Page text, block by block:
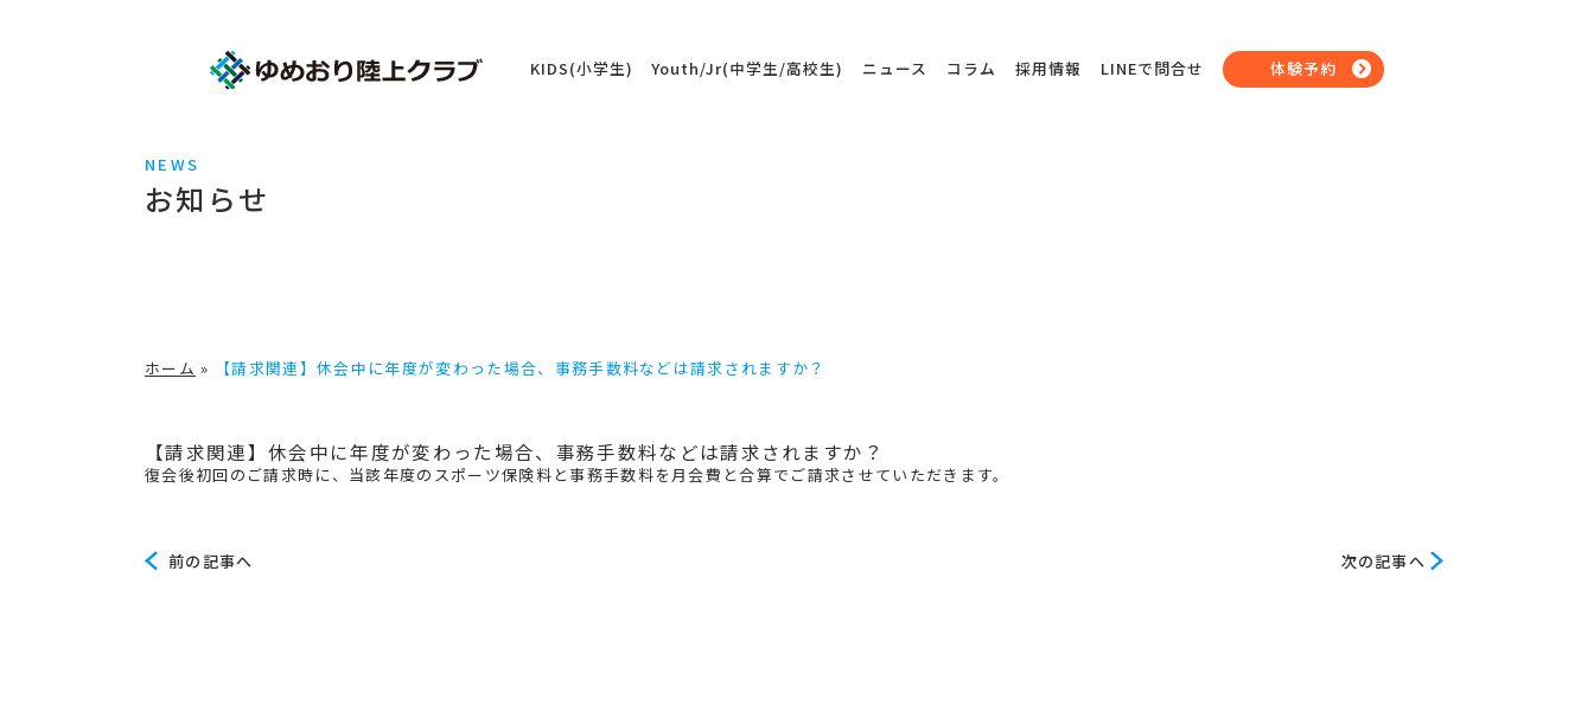
KIDS(小学生) Youth/Jr(中学生/高校生) ニュース コラム 採用情報 LINEで問合せ 体験予約
NEWS
お知らせ
ホーム » 【請求関連】休会中に年度が変わった場合、事務手数料などは請求されますか？
【請求関連】休会中に年度が変わった場合、事務手数料などは請求されますか？
復会後初回のご請求時に、当該年度のスポーツ保険料と事務手数料を月会費と合算でご請求させていただきます。
前
前の記事へ
次
次の記事へ